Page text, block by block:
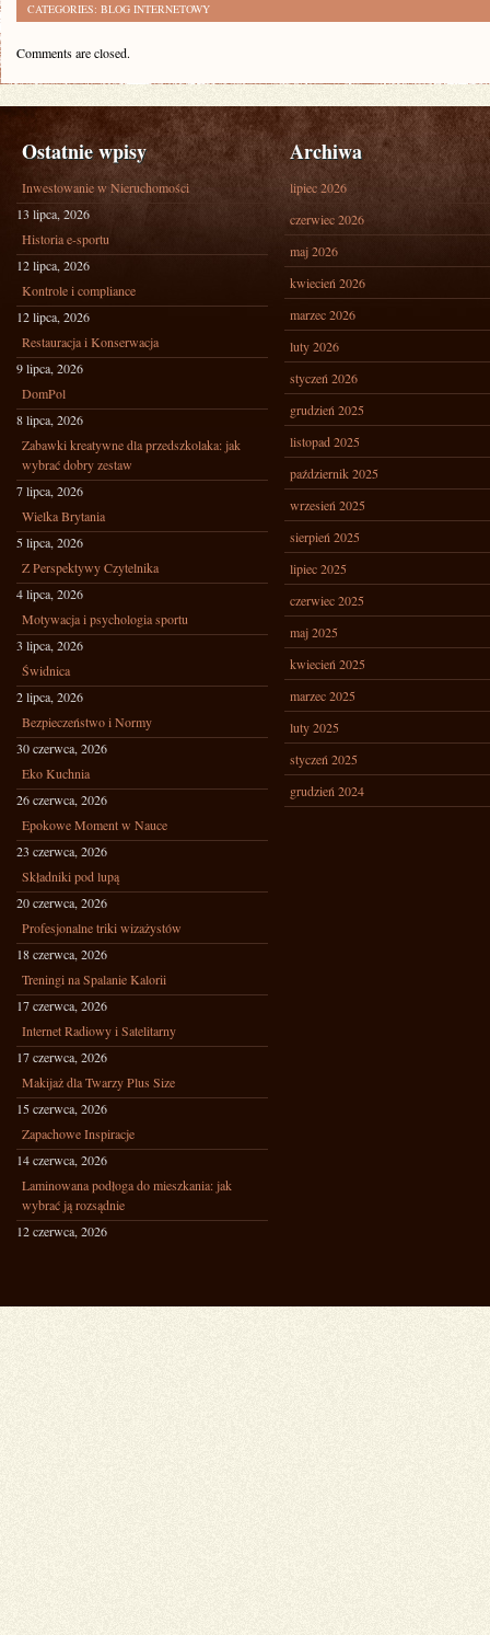
CATEGORIES: BLOG INTERNETOWY
Comments are closed.
Ostatnie wpisy
Inwestowanie w Nieruchomości
13 lipca, 2026
Historia e-sportu
12 lipca, 2026
Kontrole i compliance
12 lipca, 2026
Restauracja i Konserwacja
9 lipca, 2026
DomPol
8 lipca, 2026
Zabawki kreatywne dla przedszkolaka: jak
wybrać dobry zestaw
7 lipca, 2026
Wielka Brytania
5 lipca, 2026
Z Perspektywy Czytelnika
4 lipca, 2026
Motywacja i psychologia sportu
3 lipca, 2026
Świdnica
2 lipca, 2026
Bezpieczeństwo i Normy
30 czerwca, 2026
Eko Kuchnia
26 czerwca, 2026
Epokowe Moment w Nauce
23 czerwca, 2026
Składniki pod lupą
20 czerwca, 2026
Profesjonalne triki wizażystów
18 czerwca, 2026
Treningi na Spalanie Kalorii
17 czerwca, 2026
Internet Radiowy i Satelitarny
17 czerwca, 2026
Makijaż dla Twarzy Plus Size
15 czerwca, 2026
Zapachowe Inspiracje
14 czerwca, 2026
Laminowana podłoga do mieszkania: jak
wybrać ją rozsądnie
12 czerwca, 2026
Archiwa
lipiec 2026
czerwiec 2026
maj 2026
kwiecień 2026
marzec 2026
luty 2026
styczeń 2026
grudzień 2025
listopad 2025
październik 2025
wrzesień 2025
sierpień 2025
lipiec 2025
czerwiec 2025
maj 2025
kwiecień 2025
marzec 2025
luty 2025
styczeń 2025
grudzień 2024